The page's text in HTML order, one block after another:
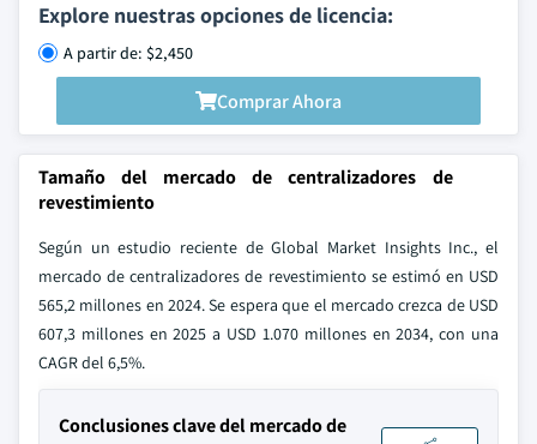
Explore nuestras opciones de licencia:
A partir de: $2,450
Comprar Ahora
Tamaño del mercado de centralizadores de
revestimiento
Según un estudio reciente de Global Market Insights Inc., el
mercado de centralizadores de revestimiento se estimó en USD
565,2 millones en 2024. Se espera que el mercado crezca de USD
607,3 millones en 2025 a USD 1.070 millones en 2034, con una
CAGR del 6,5%.
Conclusiones clave del mercado de